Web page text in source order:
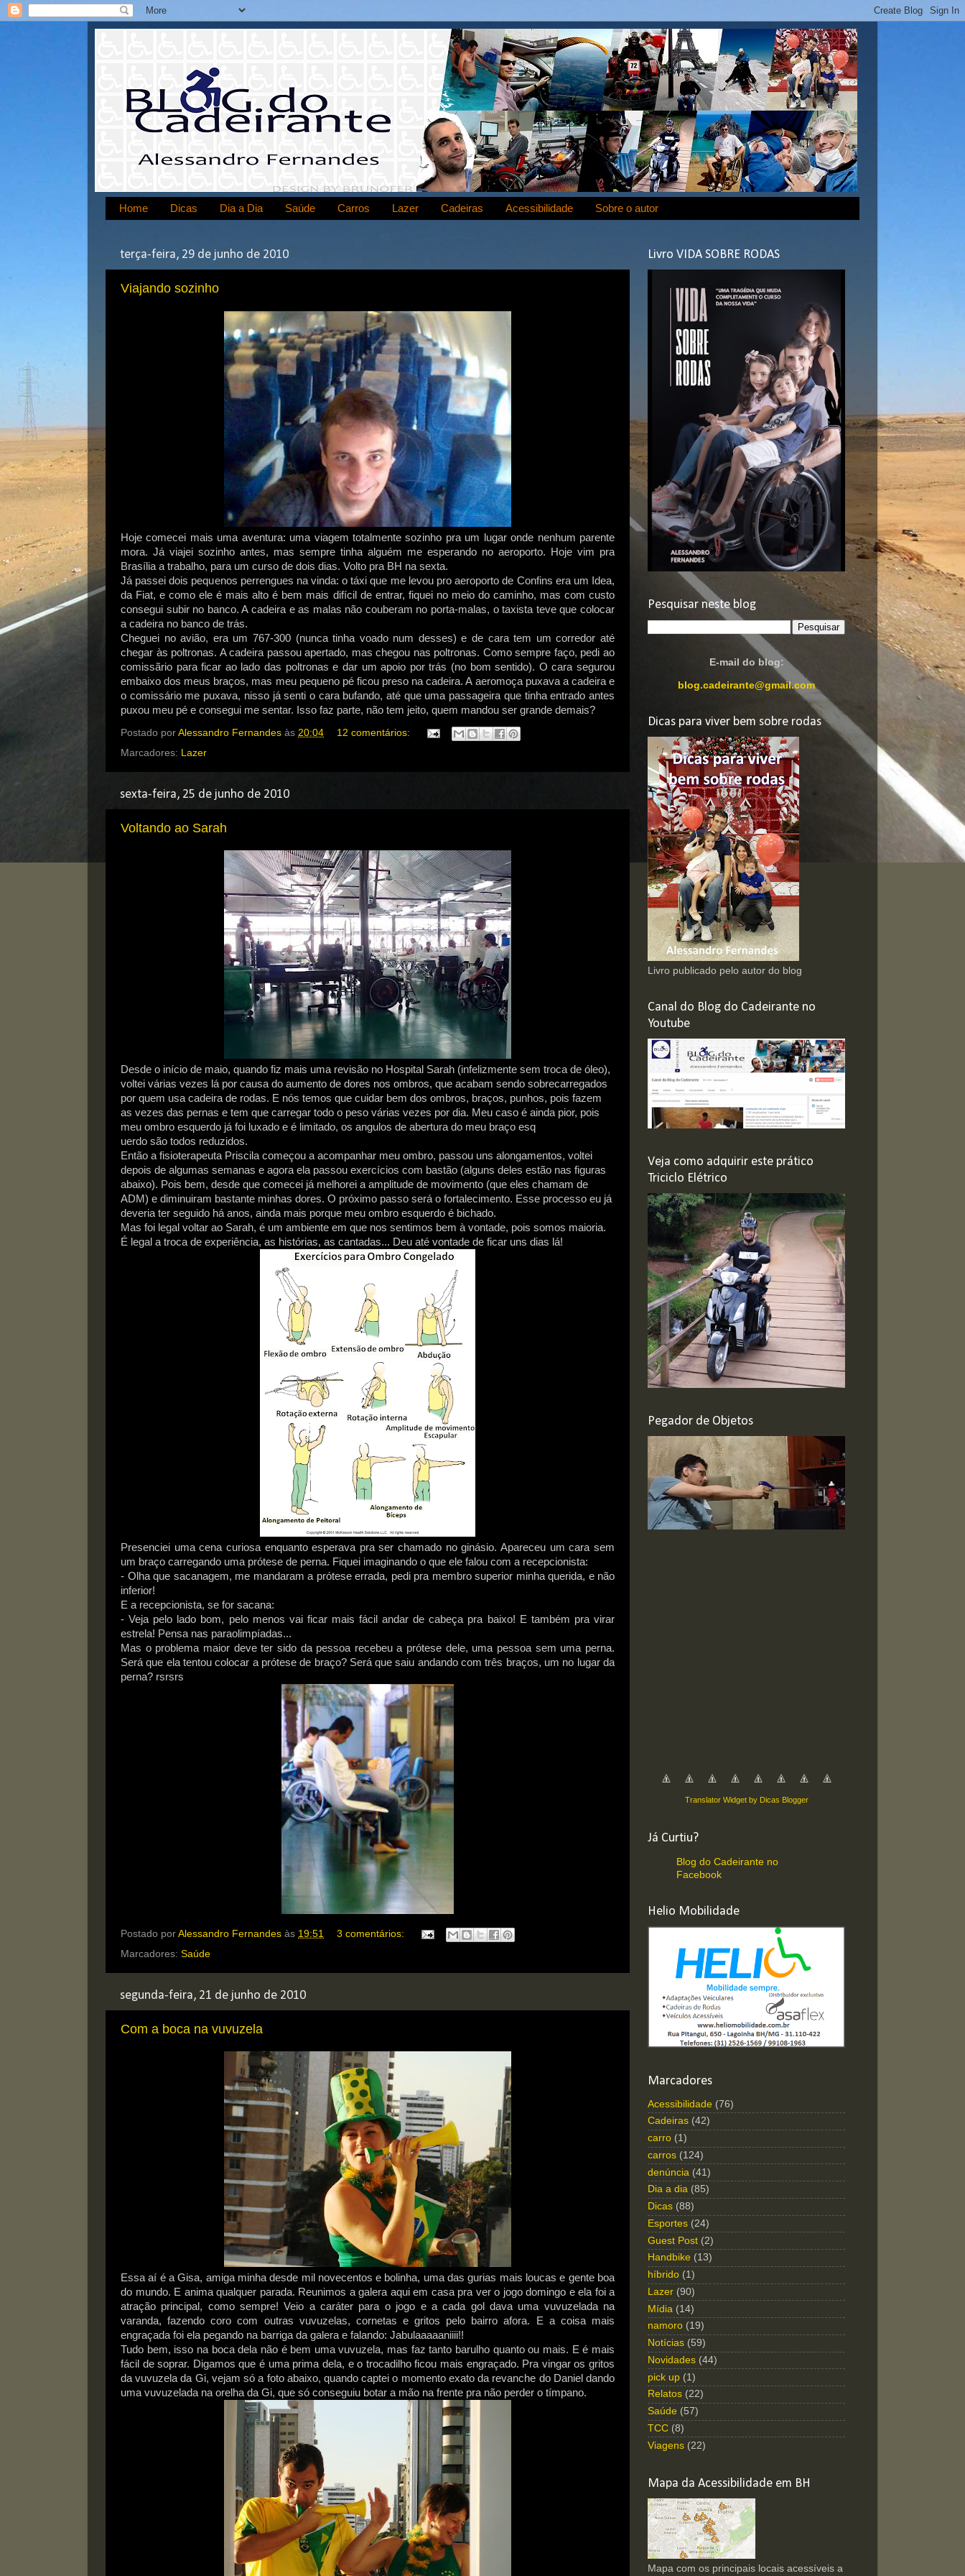
Home Dicas Dia a Dia Saúde Carros Lazer Cadeiras Acessibilidade Sobre o autor
terça-feira, 29 de junho de 2010
Viajando sozinho
Hoje comecei mais uma aventura: uma viagem totalmente sozinho pra um lugar onde nenhum parente
mora. Já viajei sozinho antes, mas sempre tinha alguém me esperando no aeroporto. Hoje vim pra
Brasília a trabalho, para um curso de dois dias. Volto pra BH na sexta.
Já passei dois pequenos perrengues na vinda: o táxi que me levou pro aeroporto de Confins era um Idea,
da Fiat, e como ele é mais alto é bem mais difícil de entrar, fiquei no meio do caminho, mas com custo
consegui subir no banco. A cadeira e as malas não couberam no porta-malas, o taxista teve que colocar
a cadeira no banco de trás.
Cheguei no avião, era um 767-300 (nunca tinha voado num desses) e de cara tem um corredor até
chegar às poltronas. A cadeira passou apertado, mas chegou nas poltronas. Como sempre faço, pedi ao
comissãrio para ficar ao lado das poltronas e dar um apoio por trás (no bom sentido). O cara segurou
embaixo dos meus braços, mas meu pequeno pé ficou preso na cadeira. A aeromoça puxava a cadeira e
o comissário me puxava, nisso já senti o cara bufando, até que uma passageira que tinha entrado antes
puxou meu pé e consegui me sentar. Isso faz parte, não tem jeito, quem mandou ser grande demais?
Postado por Alessandro Fernandes às 20:04
12 comentários:
Marcadores: Lazer
sexta-feira, 25 de junho de 2010
Voltando ao Sarah
Desde o início de maio, quando fiz mais uma revisão no Hospital Sarah (infelizmente sem troca de óleo),
voltei várias vezes lá por causa do aumento de dores nos ombros, que acabam sendo sobrecarregados
por quem usa cadeira de rodas. E nós temos que cuidar bem dos ombros, braços, punhos, pois fazem
as vezes das pernas e tem que carregar todo o peso várias vezes por dia. Meu caso é ainda pior, pois
meu ombro esquerdo já foi luxado e é limitado, os angulos de abertura do meu braço esq
uerdo são todos reduzidos.
Então a fisioterapeuta Priscila começou a acompanhar meu ombro, passou uns alongamentos, voltei
depois de algumas semanas e agora ela passou exercícios com bastão (alguns deles estão nas figuras
abaixo). Pois bem, desde que comecei já melhorei a amplitude de movimento (que eles chamam de
ADM) e diminuiram bastante minhas dores. O próximo passo será o fortalecimento. Esse processo eu já
deveria ter seguido há anos, ainda mais porque meu ombro esquerdo é bichado.
Mas foi legal voltar ao Sarah, é um ambiente em que nos sentimos bem à vontade, pois somos maioria.
É legal a troca de experiência, as histórias, as cantadas... Deu até vontade de ficar uns dias lá!
Presenciei uma cena curiosa enquanto esperava pra ser chamado no ginásio. Apareceu um cara sem
um braço carregando uma prótese de perna. Fiquei imaginando o que ele falou com a recepcionista:
- Olha que sacanagem, me mandaram a prótese errada, pedi pra membro superior minha querida, e não
inferior!
E a recepcionista, se for sacana:
- Veja pelo lado bom, pelo menos vai ficar mais fácil andar de cabeça pra baixo! E também pra virar
estrela! Pensa nas paraolimpíadas...
Mas o problema maior deve ter sido da pessoa recebeu a prótese dele, uma pessoa sem uma perna.
Será que ela tentou colocar a prótese de braço? Será que saiu andando com três braços, um no lugar da
perna? rsrsrs
Postado por Alessandro Fernandes às 19:51
3 comentários:
Marcadores: Saúde
segunda-feira, 21 de junho de 2010
Com a boca na vuvuzela
Essa aí é a Gisa, amiga minha desde mil novecentos e bolinha, uma das gurias mais loucas e gente boa
do mundo. E anima qualquer parada. Reunimos a galera aqui em casa pra ver o jogo domingo e ela foi a
atração principal, como sempre! Veio a caráter para o jogo e a cada gol dava uma vuvuzelada na
varanda, fazendo coro com outras vuvuzelas, cornetas e gritos pelo bairro afora. E a coisa mais
engraçada foi ela pegando na barriga da galera e falando: Jabulaaaaaniiii!!
Tudo bem, isso na boca dela não é bem uma vuvuzela, mas faz tanto barulho quanto ou mais. E é mais
fácil de soprar. Digamos que é uma prima dela, e o trocadilho ficou mais engraçado. Pra vingar os gritos
da vuvuzela da Gi, vejam só a foto abaixo, quando captei o momento exato da revanche do Daniel dando
uma vuvuzelada na orelha da Gi, que só conseguiu botar a mão na frente pra não perder o tímpano.
Livro VIDA SOBRE RODAS
Pesquisar neste blog
E-mail do blog:
blog.cadeirante@gmail.com
Dicas para viver bem sobre rodas
Livro publicado pelo autor do blog
Canal do Blog do Cadeirante no
Youtube
Veja como adquirir este prático
Triciclo Elétrico
Pegador de Objetos
Translator Widget by Dicas Blogger
Já Curtiu?
Blog do Cadeirante no
Facebook
Helio Mobilidade
Marcadores
Acessibilidade (76)
Cadeiras (42)
carro (1)
carros (124)
denúncia (41)
Dia a dia (85)
Dicas (88)
Esportes (24)
Guest Post (2)
Handbike (13)
híbrido (1)
Lazer (90)
Mídia (14)
namoro (19)
Notícias (59)
Novidades (44)
pick up (1)
Relatos (22)
Saúde (57)
TCC (8)
Viagens (22)
Mapa da Acessibilidade em BH
Mapa com os principais locais acessíveis a